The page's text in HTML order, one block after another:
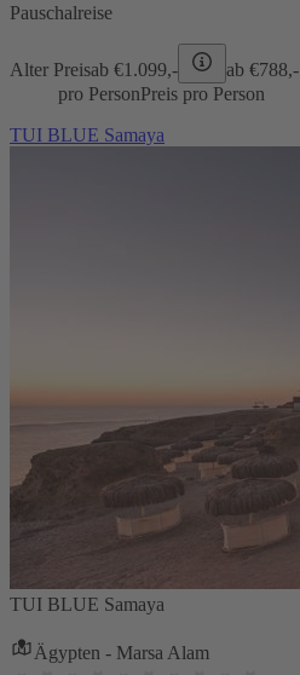
Pauschalreise
Alter Preisab €1.099,- ab €788,-
pro PersonPreis pro Person
TUI BLUE Samaya
TUI BLUE Samaya
Ägypten - Marsa Alam